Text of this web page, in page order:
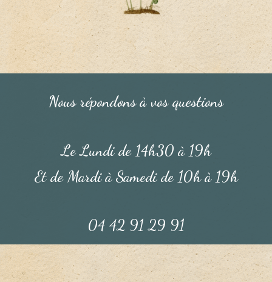
Nous répondons à vos questions
Le Lundi de 14h30 à 19h
Et de Mardi à Samedi de 10h à 19h
04 42 91 29 91